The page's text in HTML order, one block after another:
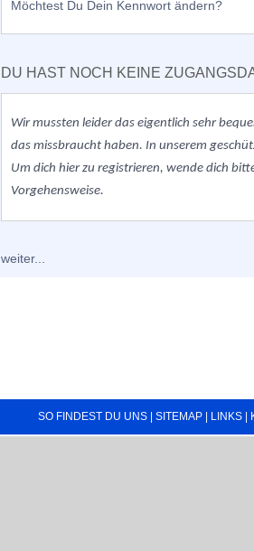
Möchtest Du Dein Kennwort ändern?
DU HAST NOCH KEINE
Wir mussten leiderdas eigentlich sehr
das missbraucht haben. In unserem
Um dich hier zu registrieren, wende dich
Vorgehensweise.
weiter...
SO FINDEST DU UNS SITEMAP LINKS